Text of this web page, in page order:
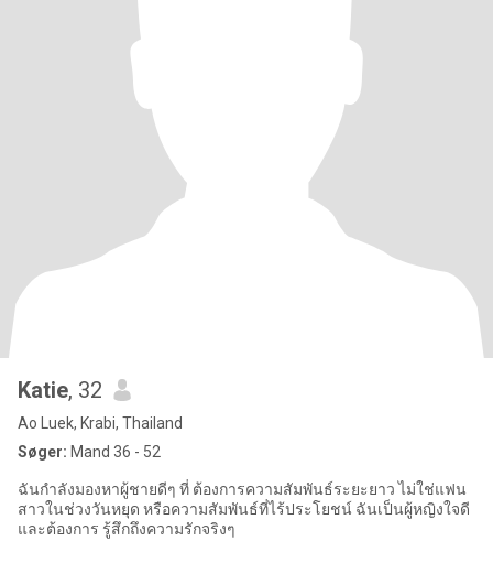
Katie, 32
Ao Luek, Krabi, Thailand
Søger: Mand 36 - 52
ฉันกำลังมองหาผู้ชายดีๆ ที่ ต้องการความสัมพันธ์ระยะยาว ไม่ใช่แฟน
สาวในช่วงวันหยุด หรือความสัมพันธ์ที่ไร้ประโยชน์ ฉันเป็นผู้หญิงใจดี
และต้องการ รู้สึกถึงความรักจริงๆ